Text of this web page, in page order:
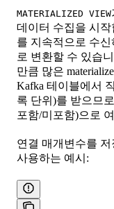
MATERIALIZED VIEW
데이터 수집을 시작
를 지속적으로 수신
로 변환할 수 있습
만큼 많은
Kafka 테이블에서
록 단위)를 받으므
포함/미포함)으로
연결 매개변수를 저
사용하는 예시: